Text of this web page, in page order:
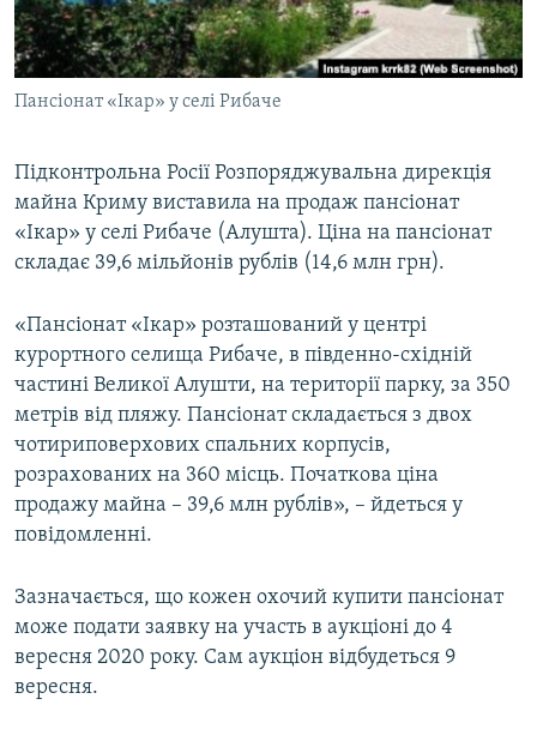
ВІДЕОУРОКИ «ELIFBE»
СВІДЧЕННЯ ОКУПАЦІЇ
УКРАЇНСЬКА ПРОБЛЕМА КРИМУ
Русский
Qırımtatar
Усі сайти RFE/RL
Пансіонат «Ікар» у селі Рибаче
Підконтрольна Росії Розпоряджувальна дирекція
майна Криму виставила на продаж пансіонат
«Ікар» у селі Рибаче (Алушта). Ціна на пансіонат
складає 39,6 мільйонів рублів (14,6 млн грн).
«Пансіонат «Ікар» розташований у центрі
курортного селища Рибаче, в південно-східній
частині Великої Алушти, на території парку, за 350
метрів від пляжу. Пансіонат складається з двох
чотириповерхових спальних корпусів,
розрахованих на 360 місць. Початкова ціна
продажу майна – 39,6 млн рублів», – йдеться у
повідомленні.
Зазначається, що кожен охочий купити пансіонат
може подати заявку на участь в аукціоні до 4
вересня 2020 року. Сам аукціон відбудеться 9
вересня.